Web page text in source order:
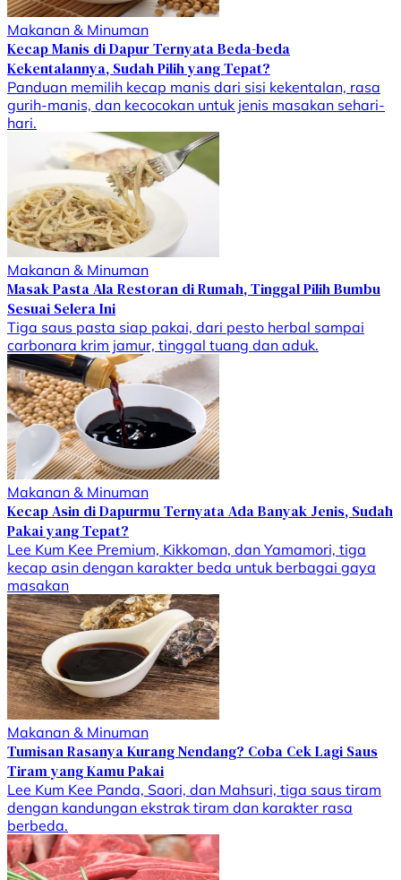
Makanan & Minuman
Kecap Manis di Dapur Ternyata Beda-beda
Kekentalannya, Sudah Pilih yang Tepat?
Panduan memilih kecap manis dari sisi kekentalan, rasa
gurih-manis, dan kecocokan untuk jenis masakan sehari-
hari.
Makanan & Minuman
Masak Pasta Ala Restoran di Rumah, Tinggal Pilih Bumbu
Sesuai Selera Ini
Tiga saus pasta siap pakai, dari pesto herbal sampai
carbonara krim jamur, tinggal tuang dan aduk.
Makanan & Minuman
Kecap Asin di Dapurmu Ternyata Ada Banyak Jenis, Sudah
Pakai yang Tepat?
Lee Kum Kee Premium, Kikkoman, dan Yamamori, tiga
kecap asin dengan karakter beda untuk berbagai gaya
masakan
Makanan & Minuman
Tumisan Rasanya Kurang Nendang? Coba Cek Lagi Saus
Tiram yang Kamu Pakai
Lee Kum Kee Panda, Saori, dan Mahsuri, tiga saus tiram
dengan kandungan ekstrak tiram dan karakter rasa
berbeda.